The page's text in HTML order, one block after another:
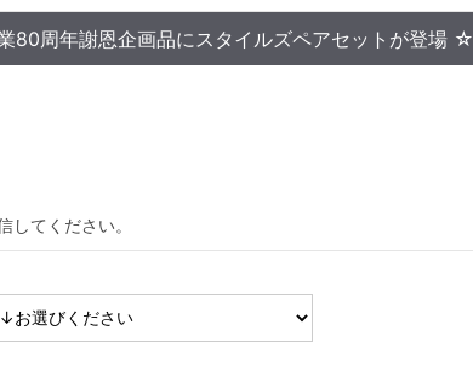
80周年謝恩企画品にスタイルズペアセットが登場 ☆
てください。